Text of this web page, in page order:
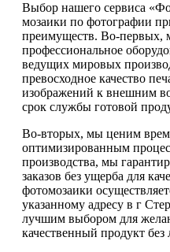
Выбор нашего сервиса
мозаики по фотографии
преимуществ. Во-первых,
профессиональное
ведущих мировых
превосходное качество
изображений к внешним
срок службы готовой
Во-вторых, мы ценим
оптимизированным
производства, мы
заказов без ущерба для
фотомозаики
указанному адресу в г
лучшим выбором для
качественный продукт